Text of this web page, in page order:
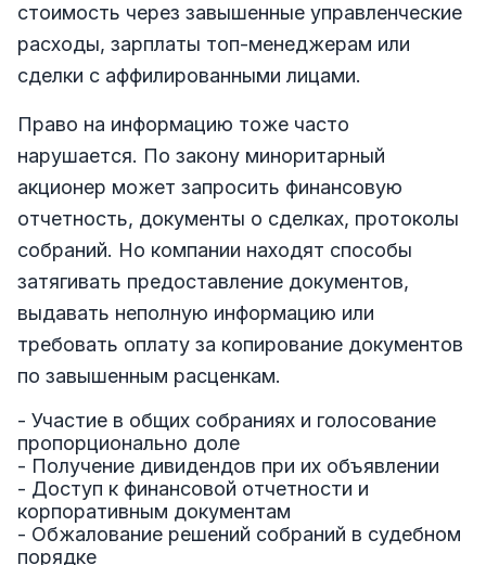
стоимость через завышенные управленческие
расходы, зарплаты топ-менеджерам или
сделки с аффилированными лицами.
Право на информацию тоже часто
нарушается. По закону миноритарный
акционер может запросить финансовую
отчетность, документы о сделках, протоколы
собраний. Но компании находят способы
затягивать предоставление документов,
выдавать неполную информацию или
требовать оплату за копирование документов
по завышенным расценкам.
- Участие в общих собраниях и голосование
пропорционально доле
- Получение дивидендов при их объявлении
- Доступ к финансовой отчетности и
корпоративным документам
- Обжалование решений собраний в судебном
порядке